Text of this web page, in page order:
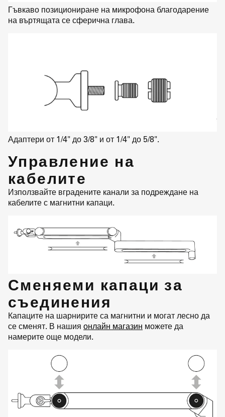
Гъвкаво позициониране на микрофона благодарение
на въртящата се сферична глава.
Адаптери от 1/4" до 3/8" и от 1/4" до 5/8".
Управление на
кабелите
Използвайте вградените канали за подреждане на
кабелите с магнитни капаци.
Сменяеми капаци за
съединения
Капаците на шарнирите са магнитни и могат лесно да
се сменят. В нашия онлайн магазин можете да
намерите още модели.